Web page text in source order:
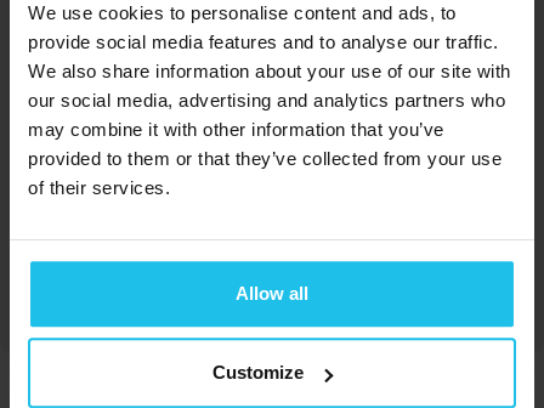
We use cookies to personalise content and ads, to
provide social media features and to analyse our traffic.
We also share information about your use of our site with
our social media, advertising and analytics partners who
may combine it with other information that you’ve
provided to them or that they’ve collected from your use
of their services.
Allow all
Customize
Margrét Margrétardottir
Steinunn Margretardottir